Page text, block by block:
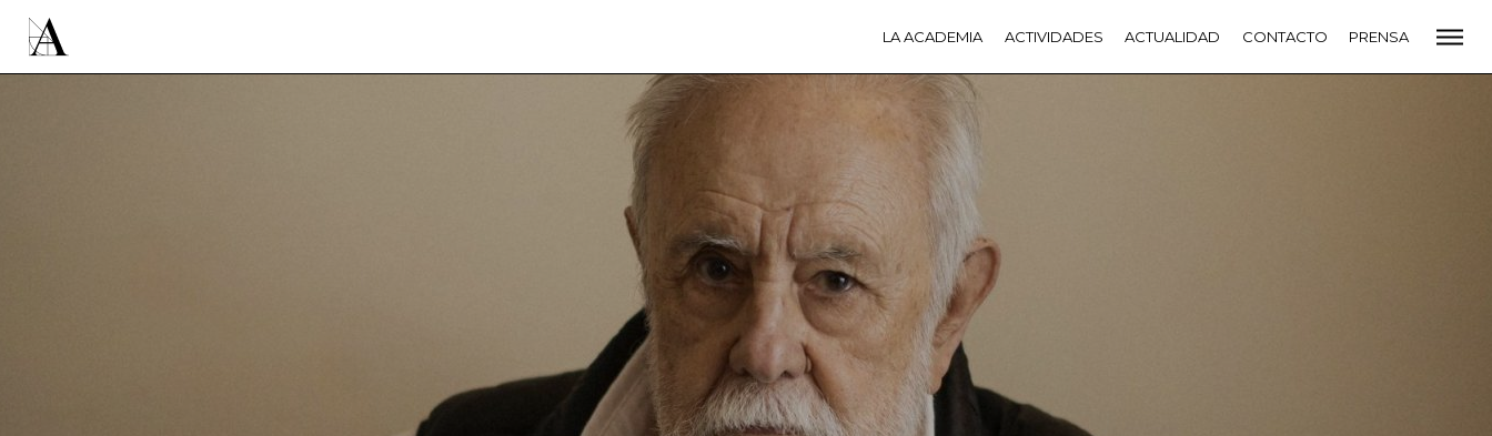
LA ACADEMIA ACTIVIDADES ACTUALIDAD CONTACTO PRENSA
LA ACADEMIA PREMIOS GOYA FUNDACIÓN
CONTACTO